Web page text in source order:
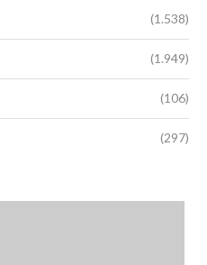
(1.538)
(1.949)
(106)
(297)